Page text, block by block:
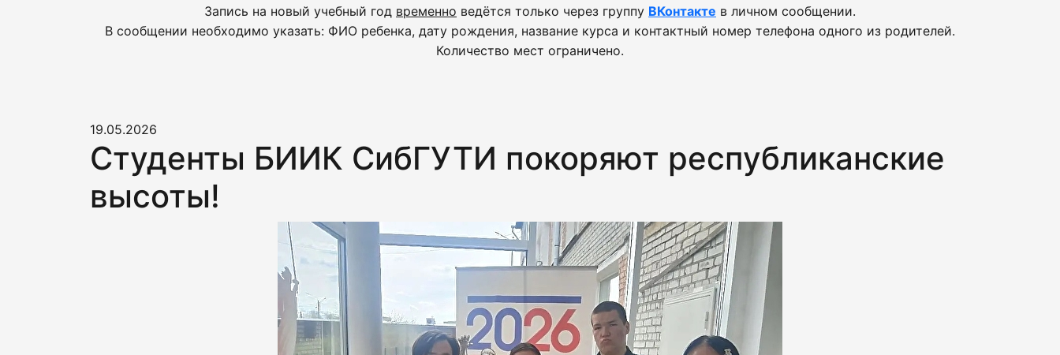
Запись на новый учебный год временно ведётся только через группу ВКонтакте в личном сообщении.
В сообщении необходимо указать: ФИО ребенка, дату рождения, название курса и контактный номер телефона одного из родителей.
Количество мест ограничено.
19.05.2026
Студенты БИИК СибГУТИ покоряют республиканские
высоты!